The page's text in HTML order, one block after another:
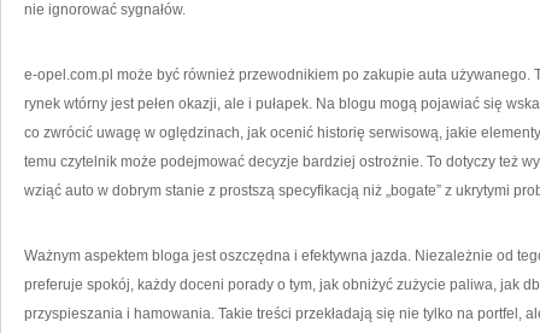
nie ignorować sygnałów.
e-opel.com.pl może być również przewodnikiem po zakupie auta używanego.
rynek wtórny jest pełen okazji, ale i pułapek. Na blogu mogą pojawiać się
co zwrócić uwagę w oględzinach, jak ocenić historię serwisową, jakie
temu czytelnik może podejmować decyzje bardziej ostrożnie. To dotyczy też
wziąć auto w dobrym stanie z prostszą specyfikacją niż „bogate” z ukrytymi
Ważnym aspektem bloga jest oszczędna i efektywna jazda. Niezależnie od
preferuje spokój, każdy doceni porady o tym, jak obniżyć zużycie paliwa, jak
przyspieszania i hamowania. Takie treści przekładają się nie tylko na portfel,